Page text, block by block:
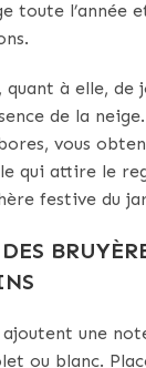
toute l’année
quant à elle, de
de la
vous
qui attire le
festive du
ajoutent une
ou blanc.